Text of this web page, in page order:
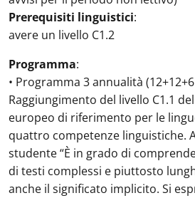
Prerequisiti linguistici:
avere un livello C1.2
Programma:
• Programma 3 annualità
Raggiungimento del livello C1.1
europeo di riferimento per le
quattro competenze linguistiche.
studente “È in grado di
di testi complessi e piuttosto
anche il significato implicito. Si